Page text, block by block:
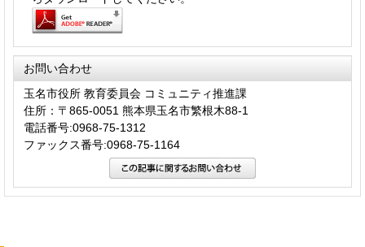
お問い合わせ
玉名市役所 教育委員会 コミュニティ推進課
住所：〒865-0051 熊本県玉名市繁根木88-1
電話番号:0968-75-1312
ファックス番号:0968-75-1164